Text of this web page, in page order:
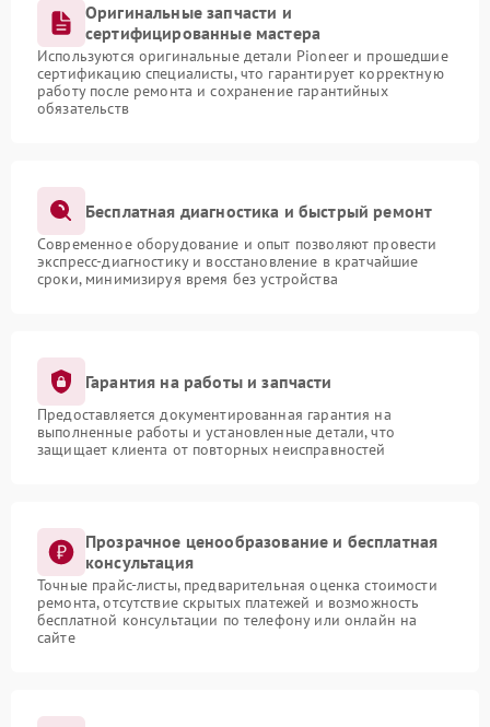
Оригинальные запчасти и
сертифицированные мастера
Используются оригинальные детали Pioneer и прошедшие
сертификацию специалисты, что гарантирует корректную
работу после ремонта и сохранение гарантийных
обязательств
Бесплатная диагностика и быстрый ремонт
Современное оборудование и опыт позволяют провести
экспресс-диагностику и восстановление в кратчайшие
сроки, минимизируя время без устройства
Гарантия на работы и запчасти
Предоставляется документированная гарантия на
выполненные работы и установленные детали, что
защищает клиента от повторных неисправностей
Прозрачное ценообразование и бесплатная
консультация
Точные прайс-листы, предварительная оценка стоимости
ремонта, отсутствие скрытых платежей и возможность
бесплатной консультации по телефону или онлайн на
сайте